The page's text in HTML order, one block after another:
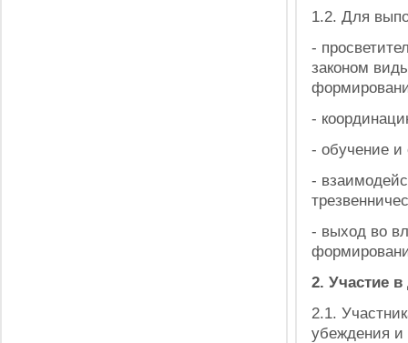
1.2. Для
-
законом
-
- обучение
-
- выход во
2. Участие
2.1.
убеждения